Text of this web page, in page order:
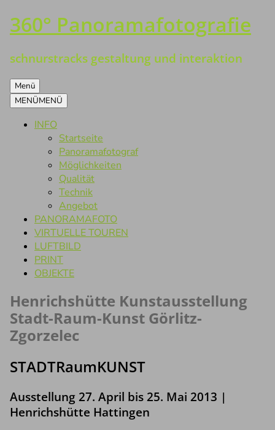
Zum
Inhalt
360° Panoramafotografie
schnurstracks gestaltung und interaktion
Menü
MENÜMENÜ
INFO
Startseite
Panoramafotograf
Möglichkeiten
Qualität
Technik
Angebot
PANORAMAFOTO
VIRTUELLE TOUREN
LUFTBILD
PRINT
OBJEKTE
Henrichshütte Kunstausstellung
Stadt-Raum-Kunst Görlitz-
Zgorzelec
STADTRaumKUNST
Ausstellung 27. April bis 25. Mai 2013 |
Henrichshütte Hattingen